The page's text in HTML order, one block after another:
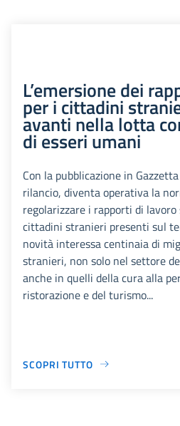
L’emersione dei
per i cittadini
avanti nella lotta
di esseri umani
Con la pubblicazione in
rilancio, diventa operativa la
regolarizzare i rapporti di
cittadini stranieri presenti sul
novità interessa centinaia di
stranieri, non solo nel settore
anche in quelli della cura alla
ristorazione e del turismo...
SCOPRI TUTTO